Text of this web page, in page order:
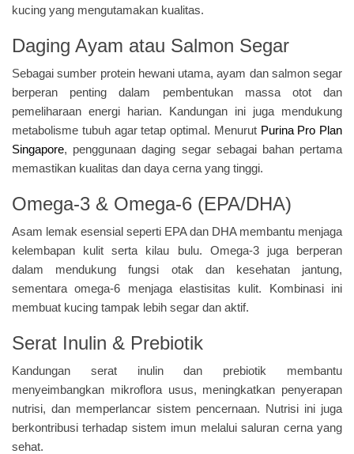
kucing yang mengutamakan kualitas.
Daging Ayam atau Salmon Segar
Sebagai sumber protein hewani utama, ayam dan salmon segar
berperan penting dalam pembentukan massa otot dan
pemeliharaan energi harian. Kandungan ini juga mendukung
metabolisme tubuh agar tetap optimal. Menurut Purina Pro Plan
Singapore, penggunaan daging segar sebagai bahan pertama
memastikan kualitas dan daya cerna yang tinggi.
Omega-3 & Omega-6 (EPA/DHA)
Asam lemak esensial seperti EPA dan DHA membantu menjaga
kelembapan kulit serta kilau bulu. Omega-3 juga berperan
dalam mendukung fungsi otak dan kesehatan jantung,
sementara omega-6 menjaga elastisitas kulit. Kombinasi ini
membuat kucing tampak lebih segar dan aktif.
Serat Inulin & Prebiotik
Kandungan serat inulin dan prebiotik membantu
menyeimbangkan mikroflora usus, meningkatkan penyerapan
nutrisi, dan memperlancar sistem pencernaan. Nutrisi ini juga
berkontribusi terhadap sistem imun melalui saluran cerna yang
sehat.